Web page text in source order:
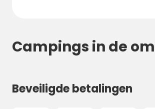
Campings in de
Beveiligde betalingen